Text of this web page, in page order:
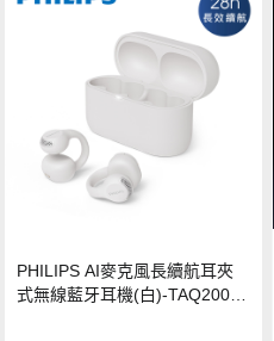
PHILIPS AI麥克風長續航耳夾
式無線藍牙耳機(白)-TAQ2000